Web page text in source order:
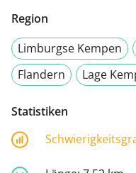
Region
Limburgse Kempen
Flandern
Lage
Statistiken